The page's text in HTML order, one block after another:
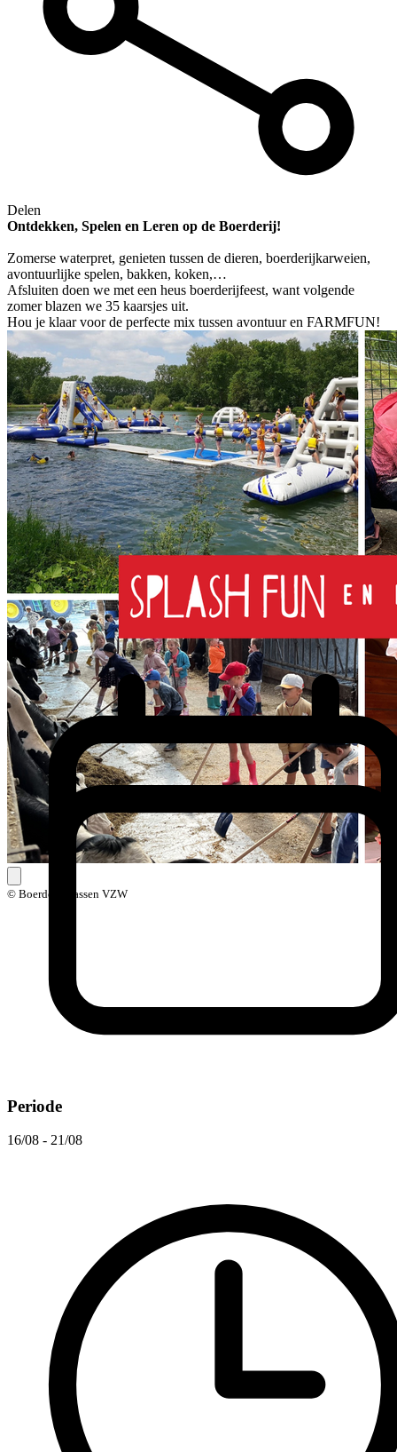
Delen
Ontdekken, Spelen en Leren op de Boerderij!
Zomerse waterpret, genieten tussen de dieren, boerderijkarweien,
avontuurlijke spelen, bakken, koken,…
Afsluiten doen we met een heus boerderijfeest, want volgende
zomer blazen we 35 kaarsjes uit.
Hou je klaar voor de perfecte mix tussen avontuur en FARMFUN!
© Boerderijklassen VZW
Periode
16/08 - 21/08